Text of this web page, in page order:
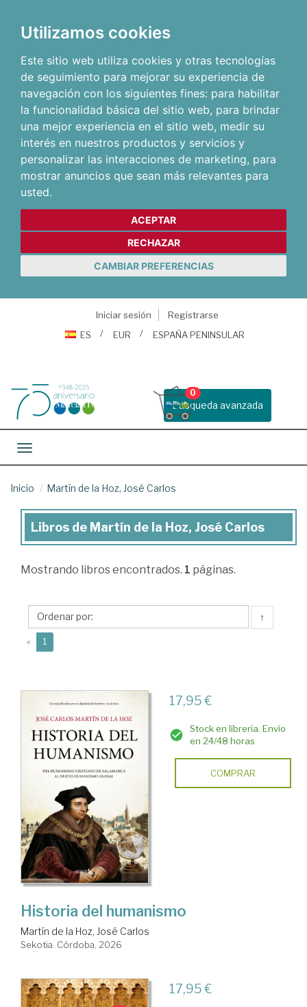
Utilizamos cookies
Este sitio web utiliza cookies y otras tecnologías
de seguimiento para mejorar su experiencia de
navegación con los siguientes fines: para habilitar
la funcionalidad básica del sitio web, para brindar
una mejor experiencia en el sitio web, medir su
interés en nuestros productos y servicios y
personalizar las interacciones de marketing, para
mostrar anuncios que sean más relevantes para
usted.
ACEPTAR
RECHAZAR
CAMBIAR PREFERENCIAS
Iniciar sesión
Registrarse
ES
EUR ESPAÑA PENINSULAR
Busqueda avanzada
0
Toggle navigation
Inicio Martín de la Hoz, José Carlos
Libros
Martín
Hoz,
Libros de Martín de la Hoz, José Carlos
Mostrando libros encontrados. 1 páginas.
↑
« 1
17,95 €
Stock en librería. Envío
en 24/48 horas
COMPRAR
Historia del humanismo
Martín de la Hoz, José Carlos
Sekotia. Córdoba, 2026
17,95 €